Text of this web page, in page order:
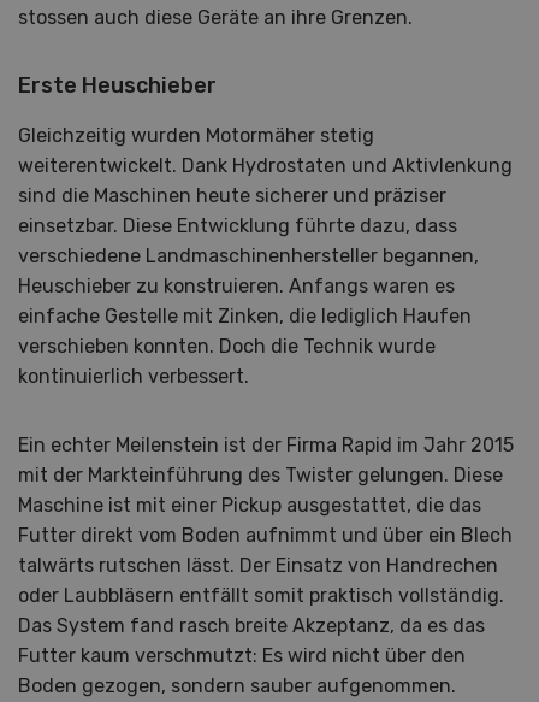
stossen auch diese Geräte an ihre Grenzen.
Erste Heuschieber
Gleichzeitig wurden Motormäher stetig
weiterentwickelt. Dank Hydrostaten und Aktivlenkung
sind die Maschinen heute sicherer und präziser
einsetzbar. Diese Entwicklung führte dazu, dass
verschiedene Landmaschinenhersteller begannen,
Heuschieber zu konstruieren. Anfangs waren es
einfache Gestelle mit Zinken, die lediglich Haufen
verschieben konnten. Doch die Technik wurde
kontinuierlich verbessert.
Ein echter Meilenstein ist der Firma Rapid im Jahr 2015
mit der Markteinführung des Twister gelungen. Diese
Maschine ist mit einer Pickup ausgestattet, die das
Futter direkt vom Boden aufnimmt und über ein Blech
talwärts rutschen lässt. Der Einsatz von Handrechen
oder Laubbläsern entfällt somit praktisch vollständig.
Das System fand rasch breite Akzeptanz, da es das
Futter kaum verschmutzt: Es wird nicht über den
Boden gezogen, sondern sauber aufgenommen.